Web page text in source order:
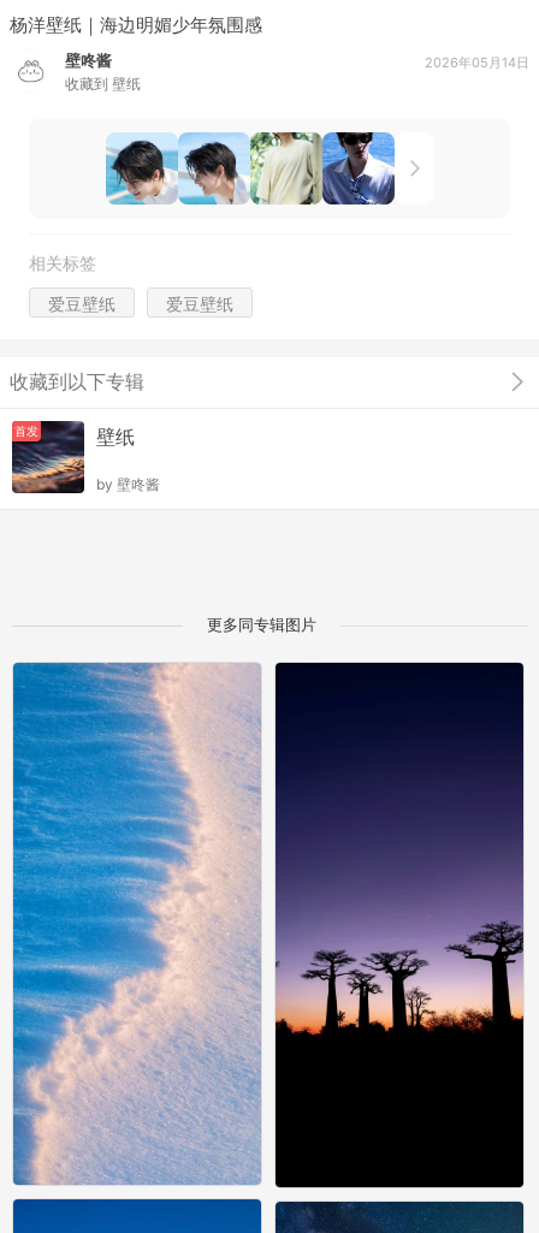
杨洋壁纸｜海边明媚少年氛围感
壁咚酱
收藏到 壁纸
2026年05月14日
相关标签
爱豆壁纸 爱豆壁纸
收藏到以下专辑
首发 壁纸
by 壁咚酱
更多同专辑图片
风景壁纸